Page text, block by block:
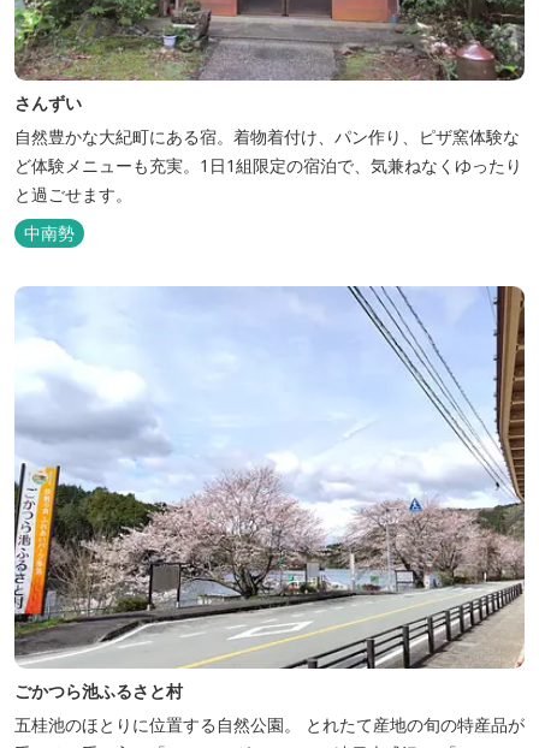
さんずい
自然豊かな大紀町にある宿。着物着付け、パン作り、ピザ窯体験な
ど体験メニューも充実。1日1組限定の宿泊で、気兼ねなくゆったり
と過ごせます。
中南勢
ごかつら池ふるさと村
五桂池のほとりに位置する自然公園。 とれたて産地の旬の特産品が